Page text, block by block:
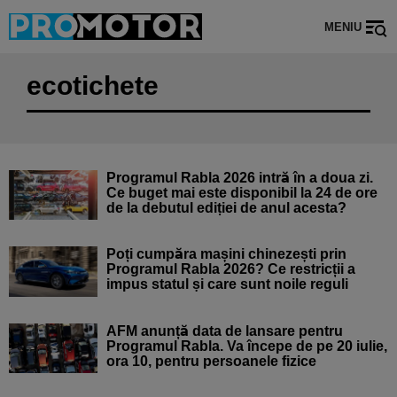
MENIU
ecotichete
Programul Rabla 2026 intră în a doua zi.
Ce buget mai este disponibil la 24 de ore
de la debutul ediției de anul acesta?
Poți cumpăra mașini chinezești prin
Programul Rabla 2026? Ce restricții a
impus statul și care sunt noile reguli
AFM anunță data de lansare pentru
Programul Rabla. Va începe de pe 20 iulie,
ora 10, pentru persoanele fizice